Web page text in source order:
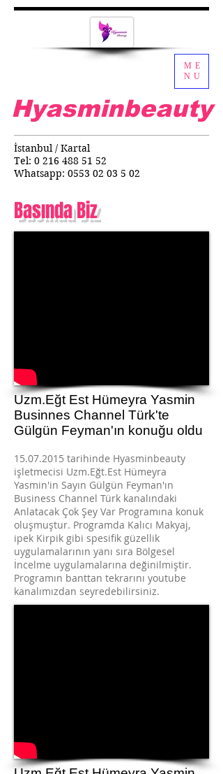
Hyasminbeauty
İstanbul / Kartal
Tel: 0 216 488 51 52
Whatsapp: 0553 02 03 5 02
ME
NU
Basında Biz
Uzm.Eğt Est Hümeyra Yasmin
Businnes Channel Türk'te
Gülgün Feyman'ın konuğu oldu
15.07.2015 tarihinde Hyasminbeauty
işletmecisi Uzm.Eğt.Est Hümeyra
Yasmin'in Sayın Gülgün Feyman'ın
Business Channel Türk kanalındaki
Anlatacak Çok Şey Var Programına konuk
oluşmuştur. Programda Kalıcı Makyaj,
ipek Kirpik gibi spesifik güzellik
uygulamalarının yanı sıra Bölgesel
İncelme uygulamalarına değinilmiştir.
Programın banttan tekrarını youtube
kanalımızdan seyredebilirsiniz.